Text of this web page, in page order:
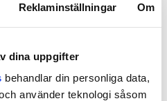
Reklaminställningar Om
dina uppgifter
behandlar din personliga data,
använder teknologi såsom